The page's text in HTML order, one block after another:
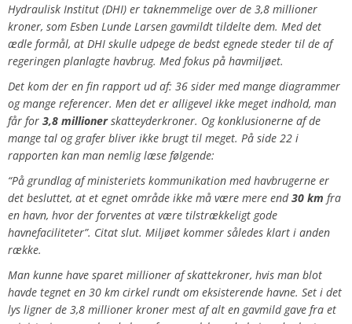
Hydraulisk Institut (DHI) er taknemmelige over de 3,8 millioner
kroner, som Esben Lunde Larsen gavmildt tildelte dem. Med det
ædle formål, at DHI skulle udpege de bedst egnede steder til de af
regeringen planlagte havbrug. Med fokus på havmiljøet.
Det kom der en fin rapport ud af: 36 sider med mange diagrammer
og mange referencer. Men det er alligevel ikke meget indhold, man
får for 3,8 millionerskatteyderkroner. Og konklusionerne af de
mange tal og grafer bliver ikke brugt til meget. På side 22 i
rapporten kan man nemlig læse følgende:
“På grundlag af ministeriets kommunikation med havbrugerne er
det besluttet, at et egnet område ikke må være mere end30 km fra
en havn, hvor der forventes at være tilstrækkeligt gode
havnefaciliteter”. Citat slut. Miljøet kommer således klart i anden
række.
Man kunne have sparet millioner af skattekroner, hvis man blot
havde tegnet en 30 km cirkel rundt om eksisterende havne. Set i det
lys ligner de 3,8 millioner kroner mest af alt en gavmild gave fra et